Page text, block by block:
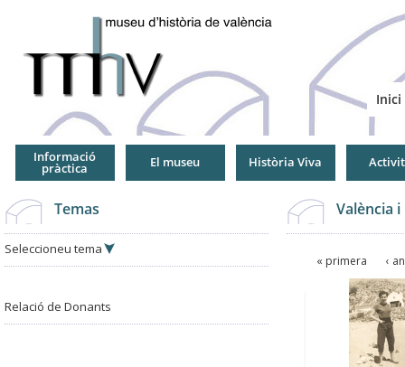
Inici
Informació
pràctica El museu Història Viva
Temas
Seleccioneu tema
Relació de Donants
València
Pàgines
« primera ‹
Pàgines